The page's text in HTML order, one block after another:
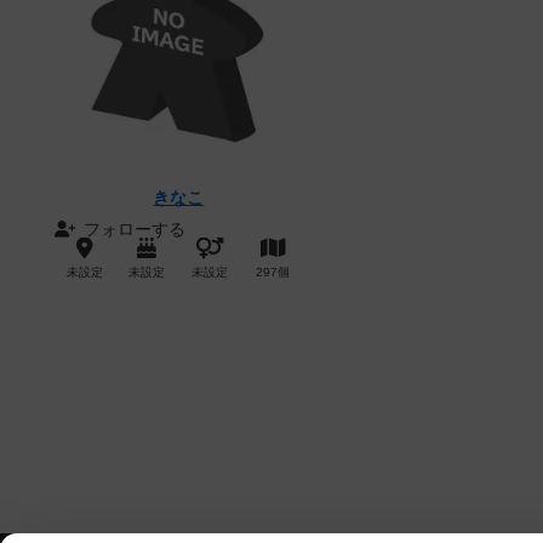
きなこ
フォローする
未設定 未設定 未設定 297個